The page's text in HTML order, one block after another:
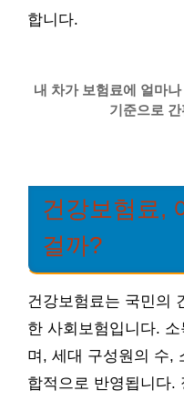
합니다.
내 차가 보험료에 얼마
기준으로
건강보험료,
걸까?
건강보험료는 국민의
한 사회보험입니다.
며, 세대 구성원의 수,
합적으로 반영됩니다.